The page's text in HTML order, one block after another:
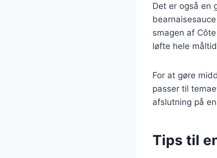
Det er også en
smagen af
løfte hele
For at gøre
passer til
afslutning på
Tips til